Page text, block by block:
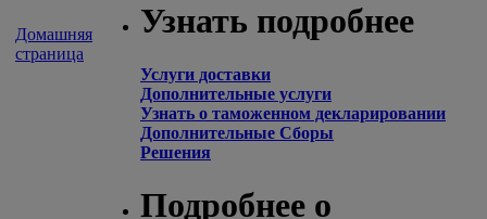
Домашняя
страница
Узнать подробнее
Услуги доставки
Дополнительные услуги
Узнать о таможенном декларировании
Дополнительные Сборы
Решения
Подробнее о